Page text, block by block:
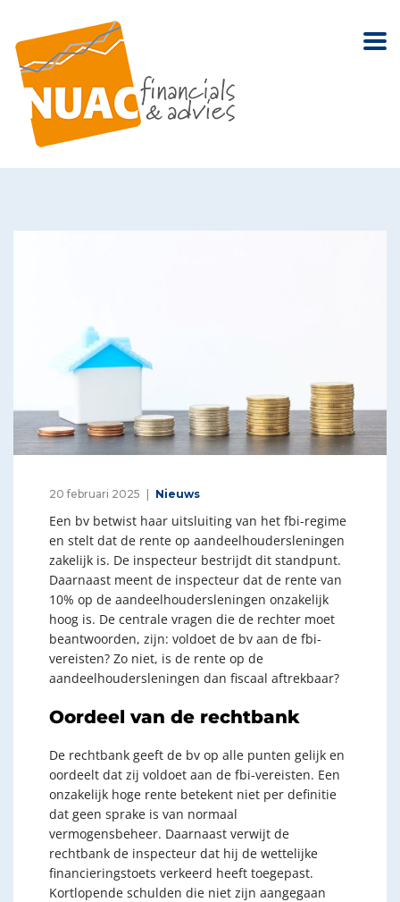
20 februari 2025 Nieuws
Een bv betwist haar uitsluiting van het fbi-regime
en stelt dat de rente op aandeelhoudersleningen
zakelijk is. De inspecteur bestrijdt dit standpunt.
Daarnaast meent de inspecteur dat de rente van
10% op de aandeelhoudersleningen onzakelijk
hoog is. De centrale vragen die de rechter moet
beantwoorden, zijn: voldoet de bv aan de fbi-
vereisten? Zo niet, is de rente op de
aandeelhoudersleningen dan fiscaal aftrekbaar?
Oordeel van de rechtbank
De rechtbank geeft de bv op alle punten gelijk en
oordeelt dat zij voldoet aan de fbi-vereisten. Een
onzakelijk hoge rente betekent niet per definitie
dat geen sprake is van normaal
vermogensbeheer. Daarnaast verwijt de
rechtbank de inspecteur dat hij de wettelijke
financieringstoets verkeerd heeft toegepast.
Kortlopende schulden die niet zijn aangegaan